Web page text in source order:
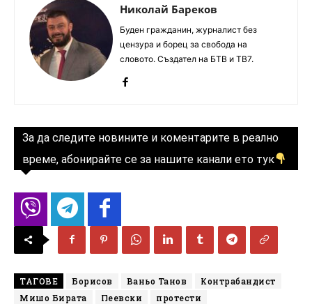
Николай Бареков
Буден гражданин, журналист без
цензура и борец за свобода на
словото. Създател на БТВ и ТВ7.
За да следите новините и коментарите в реално
време, абонирайте се за нашите канали ето тук
ТАГОВЕ Борисов Ваньо Танов
Контрабандист
Мишо Бирата
Пеевски протести